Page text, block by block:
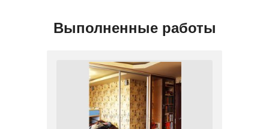
Выполненные работы